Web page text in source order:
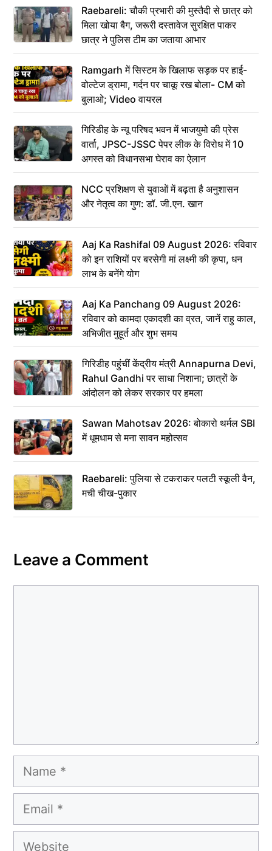
Raebareli: चौकी प्रभारी की मुस्तैदी से छात्र को
मिला खोया बैग, जरूरी दस्तावेज सुरक्षित पाकर
छात्र ने पुलिस टीम का जताया आभार
Ramgarh में सिस्टम के खिलाफ सड़क पर हाई-
वोल्टेज ड्रामा, गर्दन पर चाकू रख बोला- CM को
बुलाओ; Video वायरल
गिरिडीह के न्यू परिषद भवन में भाजयुमो की प्रेस
वार्ता, JPSC-JSSC पेपर लीक के विरोध में 10
अगस्त को विधानसभा घेराव का ऐलान
NCC प्रशिक्षण से युवाओं में बढ़ता है अनुशासन
और नेतृत्व का गुण: डॉ. जी.एन. खान
Aaj Ka Rashifal 09 August 2026: रविवार
को इन राशियों पर बरसेगी मां लक्ष्मी की कृपा, धन
लाभ के बनेंगे योग
Aaj Ka Panchang 09 August 2026:
रविवार को कामदा एकादशी का व्रत, जानें राहु काल,
अभिजीत मुहूर्त और शुभ समय
गिरिडीह पहुंचीं केंद्रीय मंत्री Annapurna Devi,
Rahul Gandhi पर साधा निशाना; छात्रों के
आंदोलन को लेकर सरकार पर हमला
Sawan Mahotsav 2026: बोकारो थर्मल SBI
में धूमधाम से मना सावन महोत्सव
Raebareli: पुलिया से टकराकर पलटी स्कूली वैन,
मची चीख-पुकार
Leave a Comment
Name
Email
Website